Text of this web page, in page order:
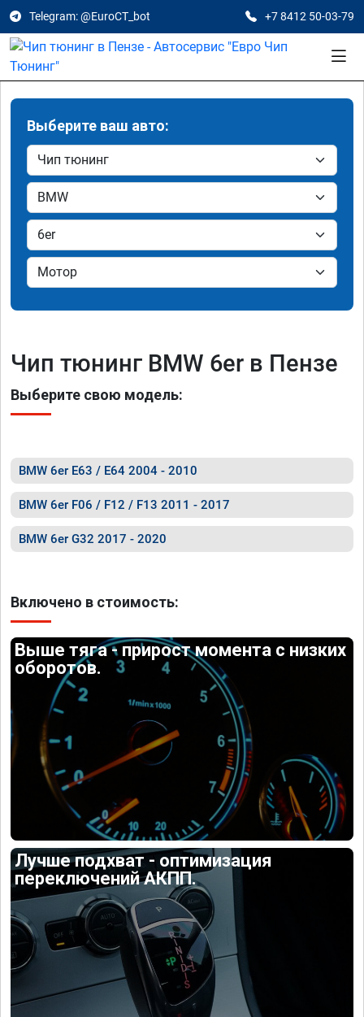
Telegram: @EuroCT_bot +7 8412 50-03-79
Выберите ваш авто:
Чип тюнинг BMW 6er в Пензе
Выберите свою модель:
BMW 6er E63 / E64 2004 - 2010
BMW 6er F06 / F12 / F13 2011 - 2017
BMW 6er G32 2017 - 2020
Включено в стоимость:
Выше тяга - прирост момента с низких
оборотов.
Лучше подхват - оптимизация
переключений АКПП.